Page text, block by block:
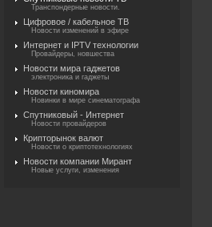
Транспондерные новости.
Цифровое / кабельное ТВ
Новости изменений в эфире
Интернет и IPTV технологии
Провайдеры, новшества
Новости мира гаджетов
электроника и гаджеты
Новости киномира
Новинки в мире синематографа
Спутниковый - Интернет
Новости провайдеров
Крипторынок валют
Новости о криптотехнологиях
Новости компании Мирант
Новые услуги, изменения